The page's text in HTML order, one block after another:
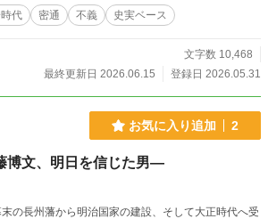
を騒がせた実在の女性・藤
歴史小説。
代 密通 不義 史実ベース
文字数 10,468
最終更新日 2026.06.15
登録日 2026.05.31
お気に入り追加 2
博文、明日を信じた男―
の長州藩から明治国家の建設、そして大正時代へ受